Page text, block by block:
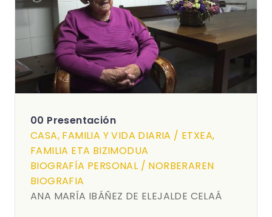
00 Presentación
CASA, FAMILIA Y VIDA DIARIA / ETXEA,
FAMILIA ETA BIZIMODUA
BIOGRAFÍA PERSONAL / NORBERAREN
BIOGRAFIA
ANA MARÍA IBÁÑEZ DE ELEJALDE CELAÁ